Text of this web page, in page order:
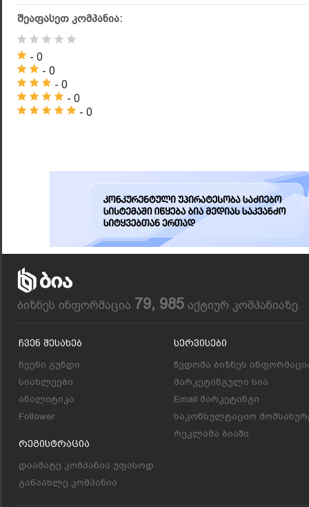
შეაფასეთ კომპანია:
- 0
- 0
- 0
- 0
- 0
ბიზნეს ინფორმაცია 79, 985 აქტიურ კომპანიაზე
Ჩვენ Შესახებ
ჩვენი გუნდი
სიახლეები
ანალიტიკა
Follower
Რეგისტრაცია
დაამატე კომპანია უფასოდ
განაახლე კომპანია
Სერვისები
წვდომა ბიზნეს
მარკეტინგული სია
Email მარკეტინგი
საკონსულტაციო
რეკლამა ბიაში